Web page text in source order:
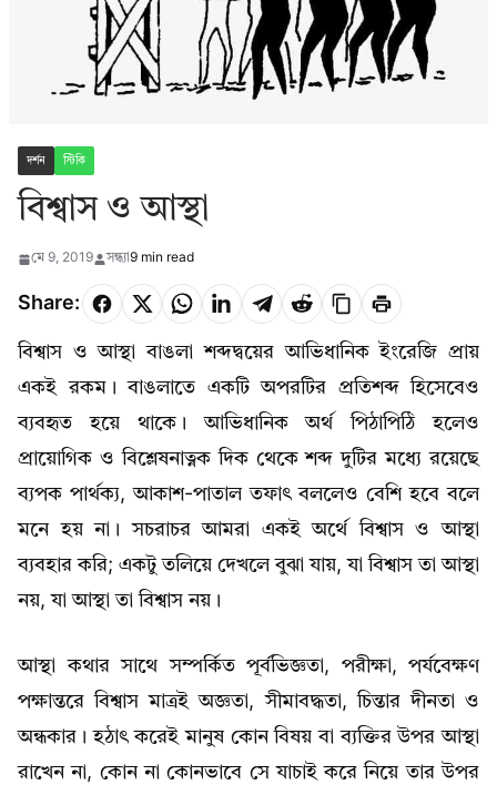
দর্শন স্টিকি
বিশ্বাস ও আস্থা
মে 9, 2019 সন্ধ্যা9 min read
Share:
বিশ্বাস ও আস্থা বাঙলা শব্দদ্বয়ের আভিধানিক ইংরেজি প্রায়
একই রকম। বাঙলাতে একটি অপরটির প্রতিশব্দ হিসেবেও
ব্যবহৃত হয়ে থাকে। আভিধানিক অর্থ পিঠাপিঠি হলেও
প্রায়োগিক ও বিশ্লেষনাত্নক দিক থেকে শব্দ দুটির মধ্যে রয়েছে
ব্যপক পার্থক্য, আকাশ-পাতাল তফাৎ বললেও বেশি হবে বলে
মনে হয় না। সচরাচর আমরা একই অর্থে বিশ্বাস ও আস্থা
ব্যবহার করি; একটু তলিয়ে দেখলে বুঝা যায়, যা বিশ্বাস তা আস্থা
নয়, যা আস্থা তা বিশ্বাস নয়।
আস্থা কথার সাথে সম্পর্কিত পূর্বভিজ্ঞতা, পরীক্ষা, পর্যবেক্ষণ
পক্ষান্তরে বিশ্বাস মাত্রই অজ্ঞতা, সীমাবদ্ধতা, চিন্তার দীনতা ও
অন্ধকার। হঠাৎ করেই মানুষ কোন বিষয় বা ব্যক্তির উপর আস্থা
রাখেন না, কোন না কোনভাবে সে যাচাই করে নিয়ে তার উপর